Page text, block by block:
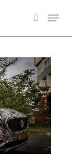
search
Menu